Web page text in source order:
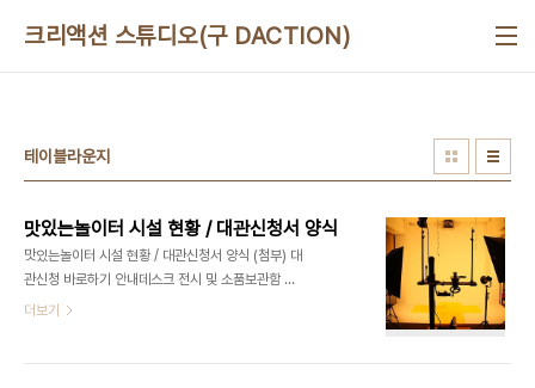
크리액션 스튜디오(구 DACTION)
테이블라운지
맛있는놀이터 시설 현황 / 대관신청서 양식
맛있는놀이터 시설 현황 / 대관신청서 양식 (첨부) 대
관신청 바로하기 안내데스크 전시 및 소품보관함 사
진/영상 스튜디오 무대 강의/세미나/공연 무대 스크
더보기